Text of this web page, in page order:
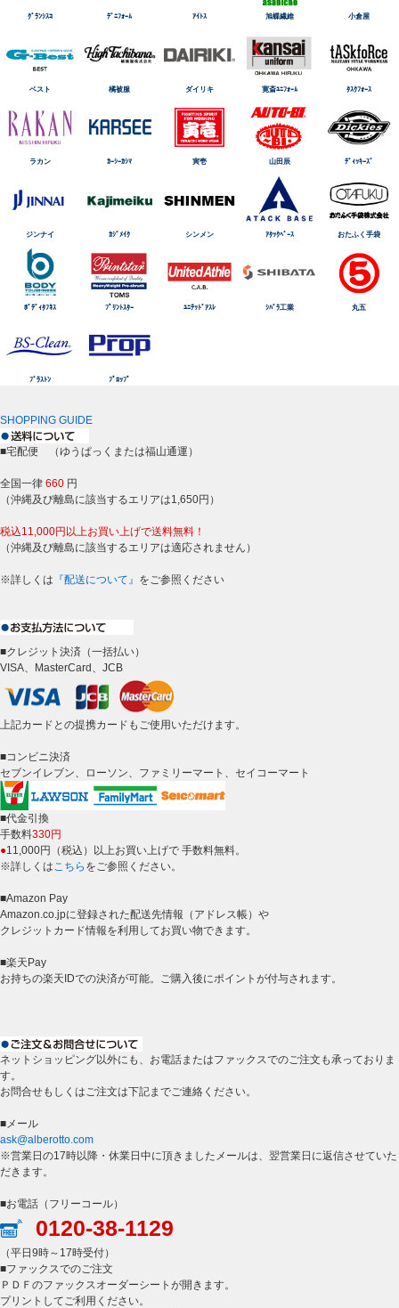
ｸﾞﾗﾝｼｽｺ ﾃﾞﾆﾌｫｰﾑ ｱｲﾄｽ 旭蝶繊維 小倉屋
ベスト 橘被服 ダイリキ 寛斎ﾕﾆﾌｫｰﾑ ﾀｽｸﾌｫｰｽ
ラカン ｶｰｼｰｶｼﾏ 寅壱 山田辰 ﾃﾞｨｯｷｰｽﾞ
ジンナイ ｶｼﾞﾒｲｸ シンメン ｱﾀｯｸﾍﾞｰｽ おたふく手袋
ﾎﾞﾃﾞｨﾀﾌﾈｽ ﾌﾟﾘﾝﾄｽﾀｰ ﾕﾆﾃｯﾄﾞｱｽﾚ ｼﾊﾞﾗ工業 丸五
ﾌﾞﾗｽﾄﾝ ﾌﾟﾛｯﾌﾟ
SHOPPING GUIDE
■宅配便 （ゆうぱっくまたは福山通運）
全国一律 660 円
（沖縄及び離島に該当するエリアは1,650円）
税込11,000円以上お買い上げで送料無料！
（沖縄及び離島に該当するエリアは適応されません）
※詳しくは 『配送について』 をご参照ください
■クレジット決済（一括払い）
VISA、MasterCard、JCB
上記カードとの提携カードもご使用いただけます。
■コンビニ決済
セブンイレブン、ローソン、ファミリーマート、セイコーマート
■代金引換
手数料330円
●11,000円（税込）以上お買い上げで 手数料無料。
※詳しくは こちら をご参照ください。
■Amazon Pay
Amazon.co.jpに登録された配送先情報（アドレス帳）や
クレジットカード情報を利用してお買い物できます。
■楽天Pay
お持ちの楽天IDでの決済が可能。ご購入後にポイントが付与されます。
ネットショッピング以外にも、お電話またはファックスでのご注文も承っておりま
す。
お問合せもしくはご注文は下記までご連絡ください。
■メール
ask@alberotto.com
※営業日の17時以降・休業日中に頂きましたメールは、翌営業日に返信させていた
だきます。
■お電話（フリーコール）
0120-38-1129
（平日9時～17時受付）
■ファックスでのご注文
ＰＤＦのファックスオーダーシートが開きます。
プリントしてご利用ください。